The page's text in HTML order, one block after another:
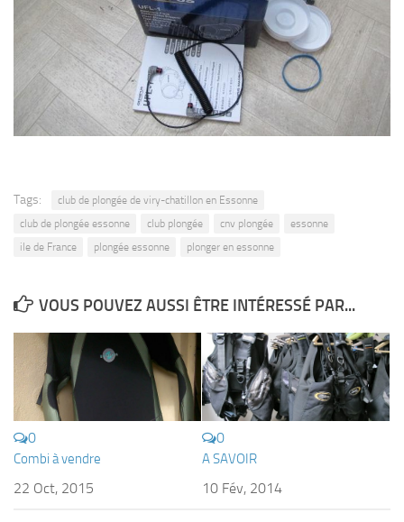
Les Palmes du Lac
Résultats Compétitions
MATERIEL
Tags:
club de plongée de viry-chatillon en Essonne
club de plongée essonne
club plongée cnv plongée
essonne
ile de France
plongée essonne plonger en essonne
VOUS POUVEZ AUSSI ÊTRE INTÉRESSÉ PAR...
0
Combi à vendre
22 Oct, 2015
0
A SAVOIR
10 Fév, 2014